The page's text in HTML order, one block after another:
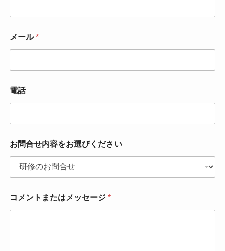
メール*
電話
お問合せ内容をお選びください
コメントまたはメッセージ *